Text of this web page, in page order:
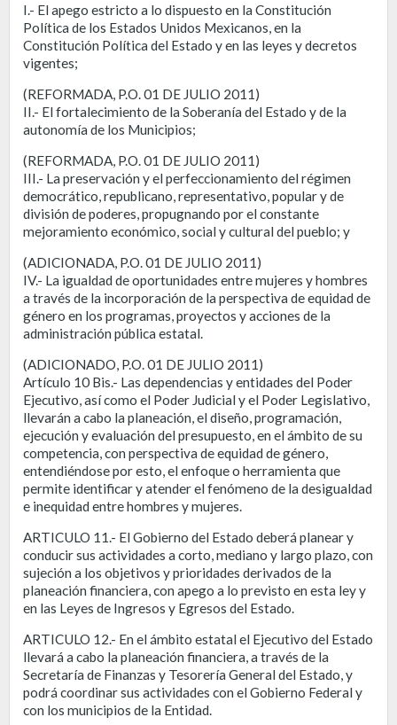
I.- El apego estricto a lo dispuesto en la Constitución
Política de los Estados Unidos Mexicanos, en la
Constitución Política del Estado y en las leyes y decretos
vigentes;
(REFORMADA, P.O. 01 DE JULIO 2011)
II.- El fortalecimiento de la Soberanía del Estado y de la
autonomía de los Municipios;
(REFORMADA, P.O. 01 DE JULIO 2011)
III.- La preservación y el perfeccionamiento del régimen
democrático, republicano, representativo, popular y de
división de poderes, propugnando por el constante
mejoramiento económico, social y cultural del pueblo; y
(ADICIONADA, P.O. 01 DE JULIO 2011)
IV.- La igualdad de oportunidades entre mujeres y hombres
a través de la incorporación de la perspectiva de equidad de
género en los programas, proyectos y acciones de la
administración pública estatal.
(ADICIONADO, P.O. 01 DE JULIO 2011)
Artículo 10 Bis.- Las dependencias y entidades del Poder
Ejecutivo, así como el Poder Judicial y el Poder Legislativo,
llevarán a cabo la planeación, el diseño, programación,
ejecución y evaluación del presupuesto, en el ámbito de su
competencia, con perspectiva de equidad de género,
entendiéndose por esto, el enfoque o herramienta que
permite identificar y atender el fenómeno de la desigualdad
e inequidad entre hombres y mujeres.
ARTICULO 11.- El Gobierno del Estado deberá planear y
conducir sus actividades a corto, mediano y largo plazo, con
sujeción a los objetivos y prioridades derivados de la
planeación financiera, con apego a lo previsto en esta ley y
en las Leyes de Ingresos y Egresos del Estado.
ARTICULO 12.- En el ámbito estatal el Ejecutivo del Estado
llevará a cabo la planeación financiera, a través de la
Secretaría de Finanzas y Tesorería General del Estado, y
podrá coordinar sus actividades con el Gobierno Federal y
con los municipios de la Entidad.